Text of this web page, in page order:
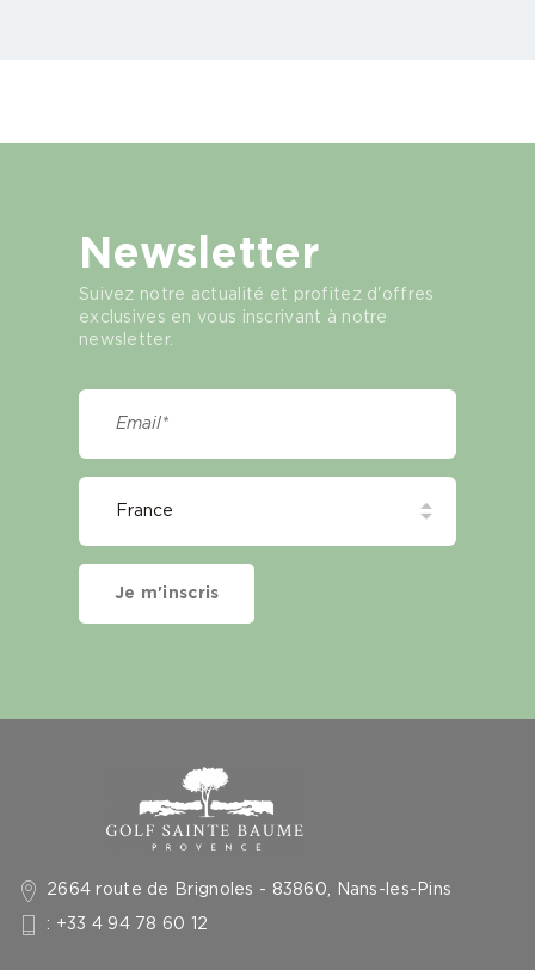
2664 route de Brignoles - 83860, Nans-les-Pins
: +33 4 94 78 60 12
Newsletter
Suivez notre actualité et profitez d'offres
exclusives en vous inscrivant à notre
newsletter.
Je m'inscris